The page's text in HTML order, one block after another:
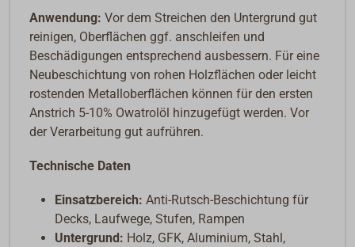
Anwendung: Vor dem Streichen den Untergrund gut
reinigen, Oberflächen ggf. anschleifen und
Beschädigungen entsprechend ausbessern. Für eine
Neubeschichtung von rohen Holzflächen oder leicht
rostenden Metalloberflächen können für den ersten
Anstrich 5-10% Owatrolöl hinzugefügt werden. Vor
der Verarbeitung gut aufrühren.
Technische Daten
Einsatzbereich: Anti-Rutsch-Beschichtung für
Decks, Laufwege, Stufen, Rampen
Untergrund: Holz, GFK, Aluminium, Stahl,